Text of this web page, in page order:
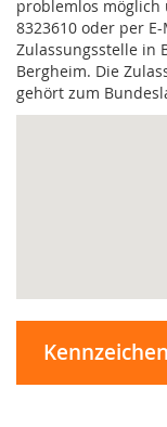
problemlos möglich
8323610 oder per
Zulassungsstelle in
Bergheim. Die
gehört zum